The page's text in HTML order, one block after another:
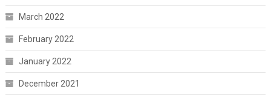
March 2022
February 2022
January 2022
December 2021